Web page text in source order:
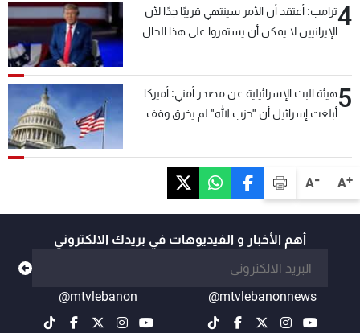
A+
A-
4ترامب: أعتقد أن الأمر سينتهي قريبًا جدًا لأن
الإيرانيين لا يمكن أن يستمروا على هذا الحال
5هيئة البث الإسرائيلية عن مصدر أمني: أميركا
أبلغت إسرائيل أن "حزب الله" لم يخرق وقف
أهم الأخبار و الفيديوهات في بريدك الالكتروني
@mtvlebanonnews
@mtvlebanon